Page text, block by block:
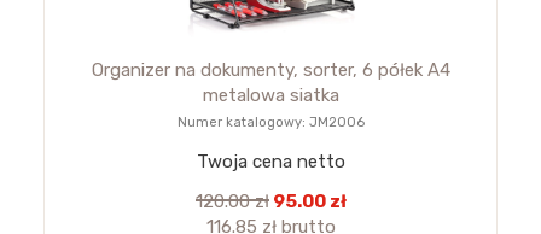
Organizer na dokumenty, sorter, 6 półek A4
metalowa siatka
Numer katalogowy: JM2006
Twoja cena netto
120.00 zł95.00 zł
116.85 zł brutto